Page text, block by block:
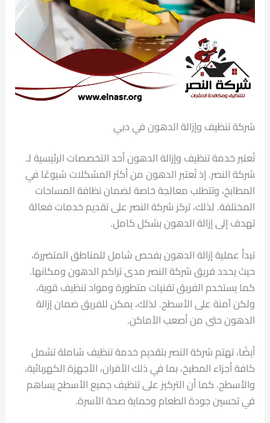
شركة تنظيف وإزالة الدهون في دبي
تُعتبر خدمة تنظيف وإزالة الدهون أحد التخصصات الرئيسية لـ
شركة النصر. إذ تُعتبر الدهون من أكثر المشكلات شيوعًا في
المطابخ، وتتطلب معالجة خاصة لضمان نظافة المساحات
المختلفة. لذلك، تركز شركة النصر على تقديم خدمات فعالة
تهدف إلى إزالة الدهون بشكل كامل.
تبدأ عملية إزالة الدهون بفحص شامل للمناطق المتضررة،
حيث يحدد فريق شركة النصر مدى تراكم الدهون ومكانها.
كما يستخدم الفريق تقنيات متطورة ومواد تنظيف قوية،
ولكن آمنة على الأسطح. لذلك، يمكن للفريق ضمان إزالة
الدهون حتى من أصعب الأماكن.
أيضًا، تهتم شركة النصر بتقديم خدمة تنظيف شاملة تشمل
كافة أجزاء المطبخ، بما في ذلك الأفران، الأجهزة الكهربائية،
والأسطح. كما أن التركيز على تنظيف جميع الأسطح يساهم
في تحسين جودة الطعام وحماية صحة الأسرة.